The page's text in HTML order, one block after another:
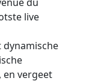
du
live
en vergeet